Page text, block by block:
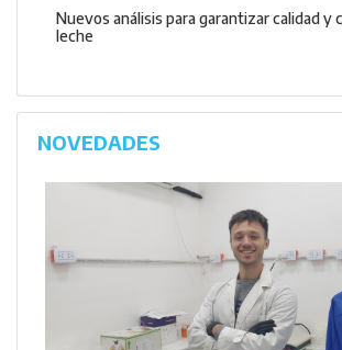
Nuevos análisis para garantizar calidad y
leche
NOVEDADES